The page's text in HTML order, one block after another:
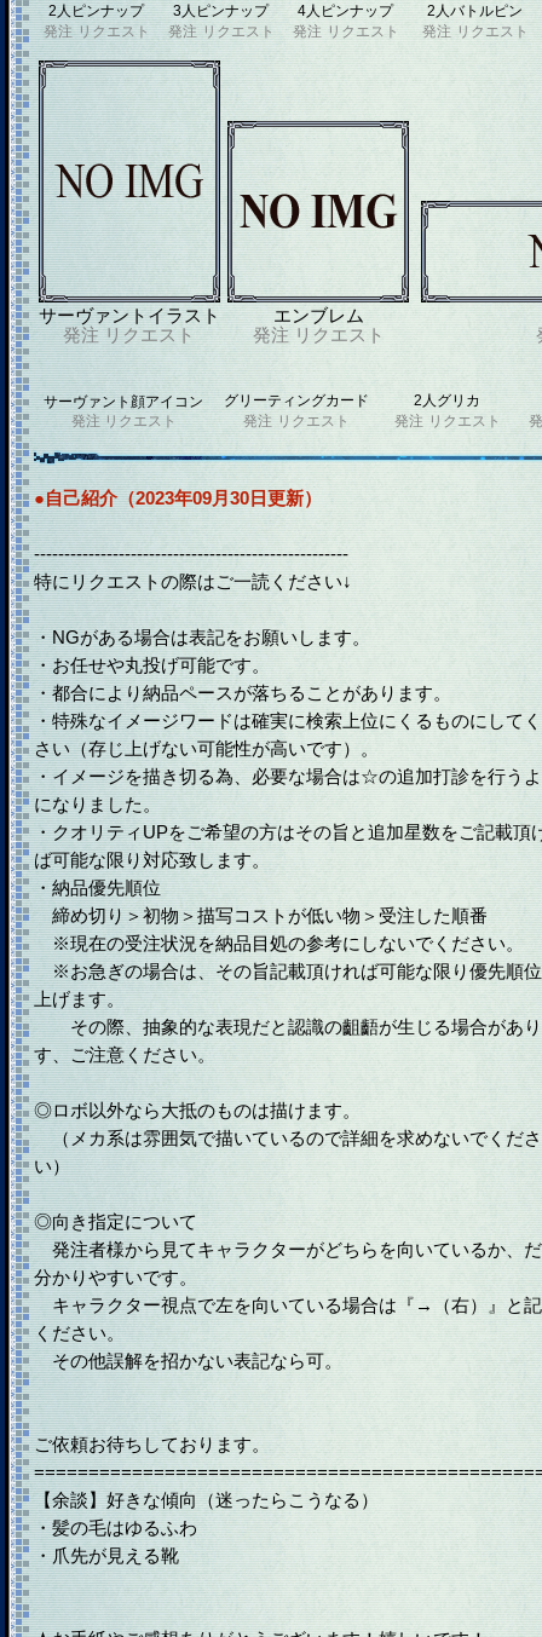
2人ピンナップ
発注 リクエスト
3人ピンナップ
発注 リクエスト
4人ピンナップ
発注 リクエスト
2人バトルピン
発注 リクエスト
サーヴァントイラスト
発注 リクエスト
エンブレム
発注 リクエスト
サーヴァント顔アイコン
発注 リクエスト
グリーティングカード
発注 リクエスト
2人グリカ
発注 リクエスト
●自己紹介（2023年09月30日更新）
----------------------------------------------------
特にリクエストの際はご一読ください↓
・NGがある場合は表記をお願いします。
・お任せや丸投げ可能です。
・都合により納品ペースが落ちることがあります。
・特殊なイメージワードは確実に検索上位にくるものにして
さい（存じ上げない可能性が高いです）。
・イメージを描き切る為、必要な場合は☆の追加打診を行う
になりました。
・クオリティUPをご希望の方はその旨と追加星数をご記載頂
ば可能な限り対応致します。
・納品優先順位
締め切り＞初物＞描写コストが低い物＞受注した順番
※現在の受注状況を納品目処の参考にしないでください。
※お急ぎの場合は、その旨記載頂ければ可能な限り優先順
上げます。
その際、抽象的な表現だと認識の齟齬が生じる場合があ
す、ご注意ください。
◎ロボ以外なら大抵のものは描けます。
（メカ系は雰囲気で描いているので詳細を求めないでくださ
い）
◎向き指定について
発注者様から見てキャラクターがどちらを向いているか、
分かりやすいです。
キャラクター視点で左を向いている場合は『→（右）』と
ください。
その他誤解を招かない表記なら可。
ご依頼お待ちしております。
【余談】好きな傾向（迷ったらこうなる）
・髪の毛はゆるふわ
・爪先が見える靴